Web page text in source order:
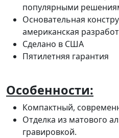
популярными
Основательная
американская
Сделано в США
Пятилетняя гарантия
Особенности:
Компактный,
Отделка из матового
гравировкой.